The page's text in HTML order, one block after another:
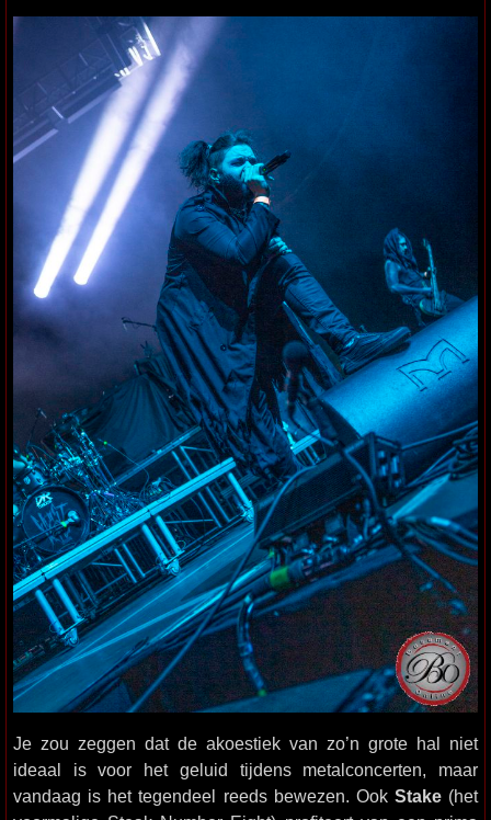
Je zou zeggen dat de akoestiek van zo’n grote hal niet
ideaal is voor het geluid tijdens metalconcerten, maar
vandaag is het tegendeel reeds bewezen. Ook Stake(het